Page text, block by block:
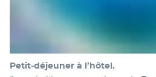
Petit‑déjeuner à l’hôtel.